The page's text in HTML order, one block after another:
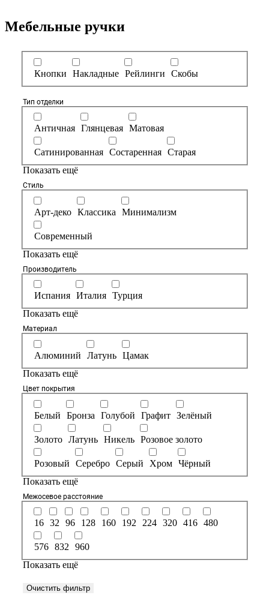
Мебельные ручки
Кнопки Накладные Рейлинги Скобы
Тип отделки
Античная Глянцевая Матовая
Сатинированная Состаренная Старая
Показать ещё
Стиль
Арт-деко Классика Минимализм
Современный
Показать ещё
Производитель
Испания Италия Турция
Показать ещё
Материал
Алюминий Латунь Цамак
Показать ещё
Цвет покрытия
Белый Бронза Голубой Графит Зелёный
Золото Латунь Никель Розовое золото
Розовый Серебро Серый Хром Чёрный
Показать ещё
Межосевое расстояние
16 32 96 128 160 192 224 320 416 480
576 832
960
Показать ещё
Очистить фильтр